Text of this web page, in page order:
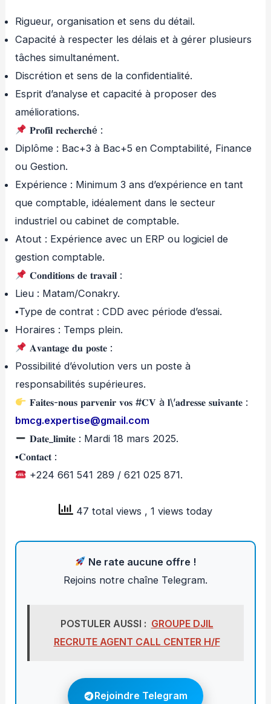
Rigueur, organisation et sens du détail.
Capacité à respecter les délais et à gérer plusieurs
tâches simultanément.
Discrétion et sens de la confidentialité.
Esprit d’analyse et capacité à proposer des
améliorations.
𝐏𝐫𝐨𝐟𝐢𝐥 𝐫𝐞𝐜𝐡𝐞𝐫𝐜𝐡é :
Diplôme : Bac+3 à Bac+5 en Comptabilité, Finance
ou Gestion.
Expérience : Minimum 3 ans d’expérience en tant
que comptable, idéalement dans le secteur
industriel ou cabinet de comptable.
Atout : Expérience avec un ERP ou logiciel de
gestion comptable.
𝐂𝐨𝐧𝐝𝐢𝐭𝐢𝐨𝐧𝐬 𝐝𝐞 𝐭𝐫𝐚𝐯𝐚𝐢𝐥 :
Lieu : Matam/Conakry.
▪︎Type de contrat : CDD avec période d’essai.
Horaires : Temps plein.
𝐀𝐯𝐚𝐧𝐭𝐚𝐠𝐞 𝐝𝐮 𝐩𝐨𝐬𝐭𝐞 :
Possibilité d’évolution vers un poste à
responsabilités supérieures.
𝐅𝐚𝐢𝐭𝐞𝐬-𝐧𝐨𝐮𝐬 𝐩𝐚𝐫𝐯𝐞𝐧𝐢𝐫 𝐯𝐨𝐬 #𝐂𝐕 à 𝐥\’𝐚𝐝𝐫𝐞𝐬𝐬𝐞 𝐬𝐮𝐢𝐯𝐚𝐧𝐭𝐞 :
bmcg.expertise@gmail.com
𝐃𝐚𝐭𝐞_𝐥𝐢𝐦𝐢𝐭𝐞 : Mardi 18 mars 2025.
▪︎𝐂𝐨𝐧𝐭𝐚𝐜𝐭 :
+224 661 541 289 / 621 025 871.
47 total views , 1 views today
Ne rate aucune offre !
Rejoins notre chaîne Telegram.
POSTULER AUSSI : GROUPE DJIL
RECRUTE AGENT CALL CENTER H/F
Rejoindre Telegram